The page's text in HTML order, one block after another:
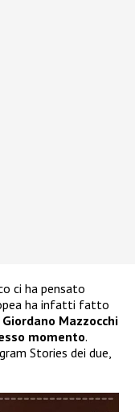
ci ha pensato
ha infatti fatto
Mazzocchi
momento.
Stories dei due,